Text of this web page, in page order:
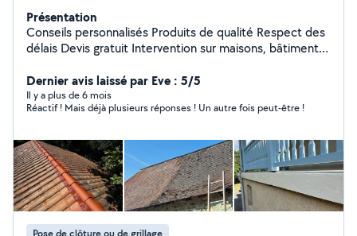
Présentation
Conseils personnalisés Produits de qualité Respect des
délais Devis gratuit Intervention sur maisons, bâtiments
entretien régulier est la meilleure garantie pour
préserver la valeur de votre bien, je vous accompagne
dans tous vos projets de peinture, de nettoyage et de
professionnalisme.
Dernier avis laissé par Eve : 5/5
Il y a plus de 6 mois
Réactif ! Mais déjà plusieurs réponses ! Un autre fois peut-être !
Pose de clôture ou de grillage